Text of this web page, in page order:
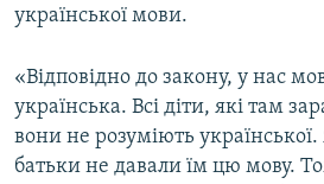
української мови.
«Відповідно до закону, у нас
українська. Всі діти, які там
вони не розуміють
батьки не давали їм цю мову.